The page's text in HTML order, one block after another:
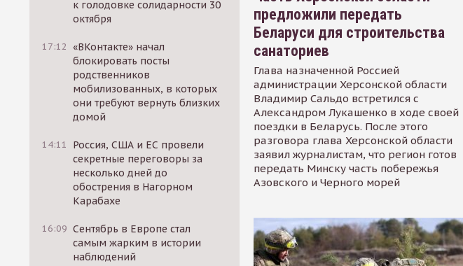
к голодовке солидарности 30
октября
17:12 «ВКонтакте» начал
блокировать посты
родственников
мобилизованных, в которых
они требуют вернуть близких
домой
14:11
Россия, США и ЕС провели
секретные переговоры за
несколько дней до
обострения в Нагорном
Карабахе
16:09 Сентябрь в Европе стал
самым жарким в истории
наблюдений
предложили передать
Беларуси для строительства
санаториев
Глава назначенной Россией
администрации Херсонской области
Владимир Сальдо встретился с
Александром Лукашенко в ходе своей
поездки в Беларусь. После этого
разговора глава Херсонской области
заявил журналистам, что регион готов
передать Минску часть побережья
Азовского и Черного морей